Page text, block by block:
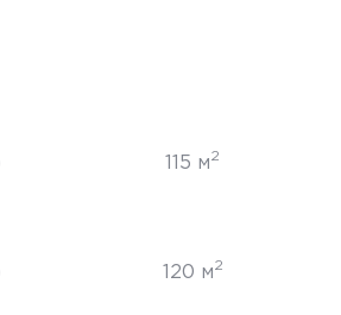
115 м2
120 м2